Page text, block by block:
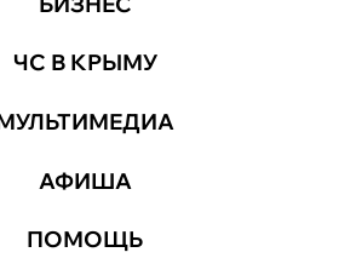
ЧС В КРЫМУ
АФИША
ПОМОЩЬ